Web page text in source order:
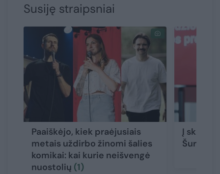
Susiję straipsniai
Paaiškėjo, kiek praėjusiais
metais uždirbo žinomi šalies
komikai: kai kurie neišvengė
nuostolių (1)
Į